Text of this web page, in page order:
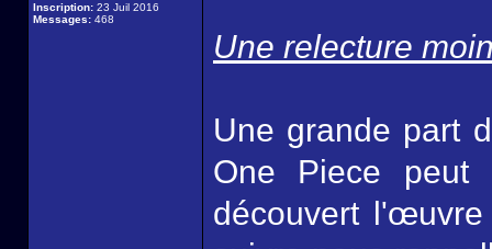
Inscription: 23 Juil 2016
Messages: 468
Une relecture
Une grande part
One Piece
découvert